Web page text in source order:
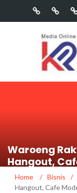
Waroeng
Hangout,
Live
dan Eva
Home / Bisnis /
Hangout, Cafe